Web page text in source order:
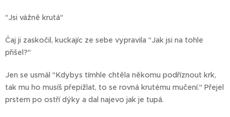
"Jsi vážně krutá"
Čaj ji zaskočil, kuckajíc ze sebe vypravila "Jak jsi na tohle
přišel?"
Jen se usmál "Kdybys tímhle chtěla někomu podříznout krk,
tak mu ho musíš přepižlat, to se rovná krutému mučení." Přejel
prstem po ostří dýky a dal najevo jak je tupá.